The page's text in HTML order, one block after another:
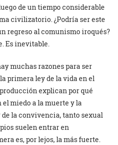
de un tiempo considerable
civilizatorio. ¿Podría ser este
regreso al comunismo iroqués?
Es inevitable.
muchas razones para ser
primera ley de la vida en el
explican por qué
el miedo a la muerte y la
la convivencia, tanto sexual
suelen entrar en
es, por lejos, la más fuerte.